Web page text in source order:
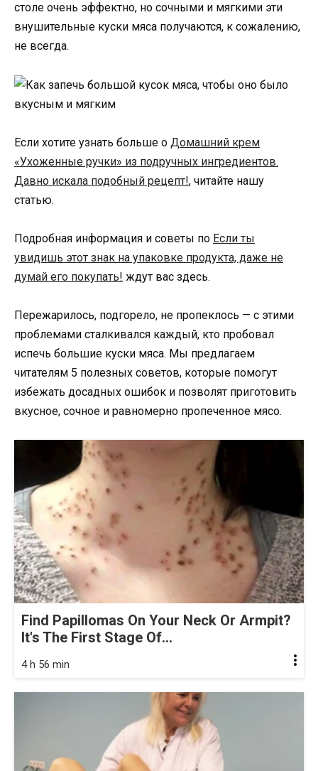
столе очень эффектно, но сочными и мягкими эти
внушительные куски мяса получаются, к сожалению,
не всегда.
Если хотите узнать больше о Домашний крем
«Ухоженные ручки» из подручных ингредиентов.
Давно искала подобный рецепт!, читайте нашу
статью.
Подробная информация и советы по Если ты
увидишь этот знак на упаковке продукта, даже не
думай его покупать! ждут вас здесь.
Пережарилось, подгорело, не пропеклось — с этими
проблемами сталкивался каждый, кто пробовал
испечь большие куски мяса. Мы предлагаем
читателям 5 полезных советов, которые помогут
избежать досадных ошибок и позволят приготовить
вкусное, сочное и равномерно пропеченное мясо.
Find Papillomas On Your Neck Or Armpit?
It's The First Stage Of...
4 h 56 min